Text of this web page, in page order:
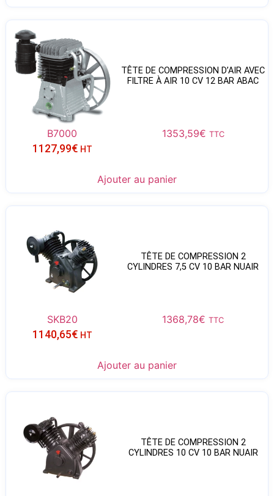
TÊTE DE COMPRESSION D’AIR AVEC
FILTRE À AIR 10 CV 12 BAR ABAC
B7000 1353,59€ TTC
1127,99€ HT
Ajouter au panier
TÊTE DE COMPRESSION 2
CYLINDRES 7,5 CV 10 BAR NUAIR
SKB20 1368,78€ TTC
1140,65€ HT
Ajouter au panier
TÊTE DE COMPRESSION 2
CYLINDRES 10 CV 10 BAR NUAIR